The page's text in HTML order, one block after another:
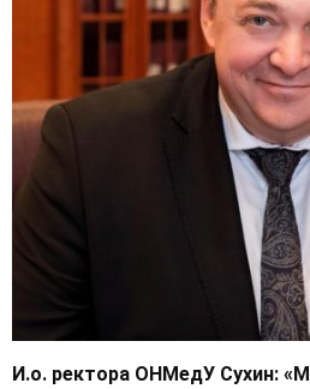
И.о. ректора ОНМедУ Сухин: